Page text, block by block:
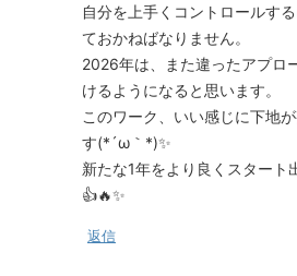
自分を上手くコントロールす
ておかねばなりません。
2026年は、また違ったアプロ
けるようになると思います。
このワーク、いい感じに下地
す(*´ω｀*)✨
新たな1年をより良くスタート
👍🔥✨
返信